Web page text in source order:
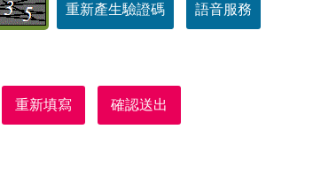
重新產生驗證碼 語音服務
重新填寫 確認送出